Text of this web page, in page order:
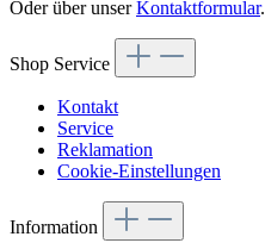
Oder über unserKontaktformular.
Shop Service
Kontakt
Service
Reklamation
Cookie-Einstellungen
Information